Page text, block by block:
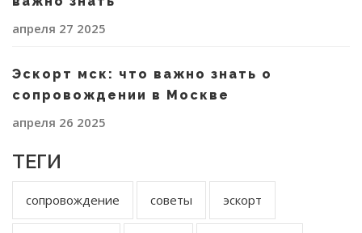
апреля 27 2025
Эскорт мск: что важно знать о
сопровождении в Москве
апреля 26 2025
ТЕГИ
сопровождение советы эскорт